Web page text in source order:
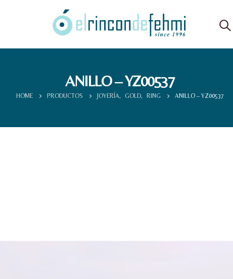
ANILLO – YZ00537
HOME PRODUCTOS JOYERÍA, GOLD, RING ANILLO – YZ00537